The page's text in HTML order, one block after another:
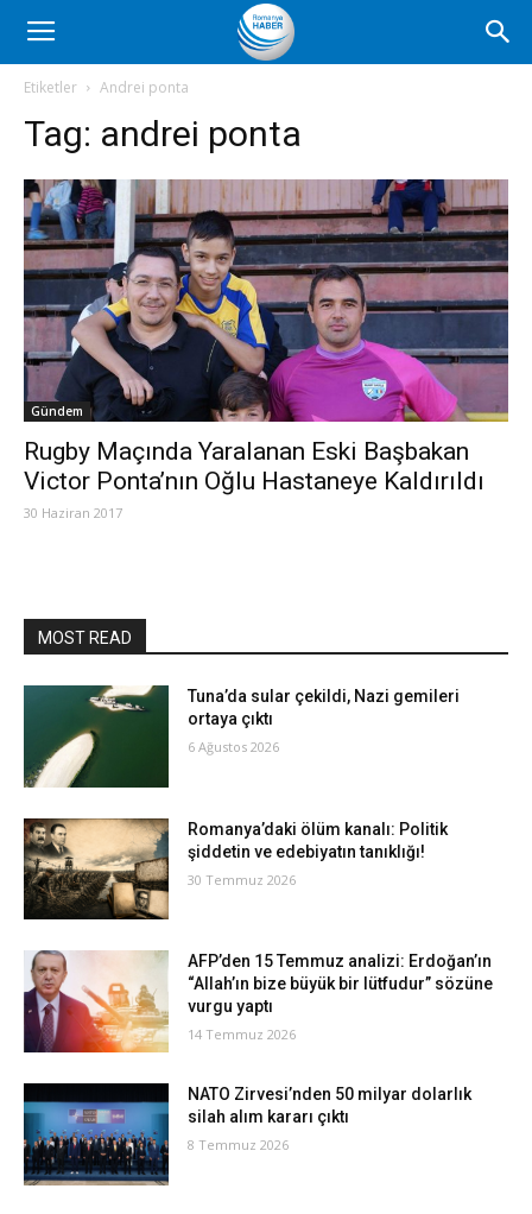
Romanya
Haber
Etiketler Andrei ponta
Tag: andrei ponta
Gündem
Rugby Maçında Yaralanan Eski Başbakan
Victor Ponta’nın Oğlu Hastaneye Kaldırıldı
30 Haziran 2017
MOST READ
Tuna’da sular çekildi, Nazi gemileri
ortaya çıktı
6 Ağustos 2026
Romanya’daki ölüm kanalı: Politik
şiddetin ve edebiyatın tanıklığı!
30 Temmuz 2026
AFP’den 15 Temmuz analizi: Erdoğan’ın
“Allah’ın bize büyük bir lütfudur” sözüne
vurgu yaptı
14 Temmuz 2026
NATO Zirvesi’nden 50 milyar dolarlık
silah alım kararı çıktı
8 Temmuz 2026